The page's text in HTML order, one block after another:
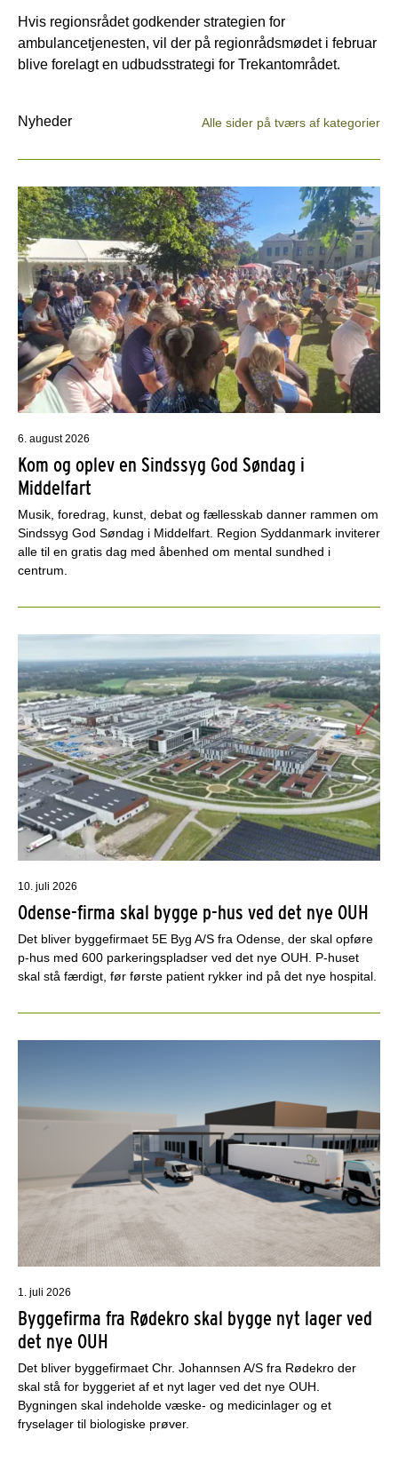
Hvis regionsrådet godkender strategien for
ambulancetjenesten, vil der på regionrådsmødet i februar
blive forelagt en udbudsstrategi for Trekantområdet.
Nyheder Alle sider på tværs af kategorier
6. august 2026
Kom og oplev en Sindssyg God Søndag i
Middelfart
Musik, foredrag, kunst, debat og fællesskab danner rammen om
Sindssyg God Søndag i Middelfart. Region Syddanmark inviterer
alle til en gratis dag med åbenhed om mental sundhed i
centrum.
10. juli 2026
Odense-firma skal bygge p-hus ved det nye OUH
Det bliver byggefirmaet 5E Byg A/S fra Odense, der skal opføre
p-hus med 600 parkeringspladser ved det nye OUH. P-huset
skal stå færdigt, før første patient rykker ind på det nye hospital.
1. juli 2026
Byggefirma fra Rødekro skal bygge nyt lager ved
det nye OUH
Det bliver byggefirmaet Chr. Johannsen A/S fra Rødekro der
skal stå for byggeriet af et nyt lager ved det nye OUH.
Bygningen skal indeholde væske- og medicinlager og et
fryselager til biologiske prøver.